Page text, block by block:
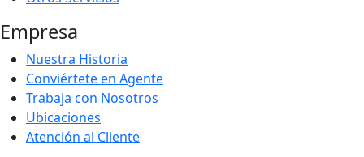
Empresa
Nuestra Historia
Conviértete en Agente
Trabaja con Nosotros
Ubicaciones
Atención al Cliente